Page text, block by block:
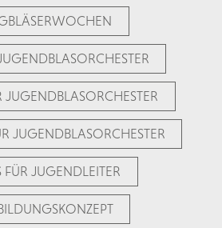
JUGENDBLASORCHESTER
JUGENDBLASORCHESTER
FÜR JUGENDLEITER